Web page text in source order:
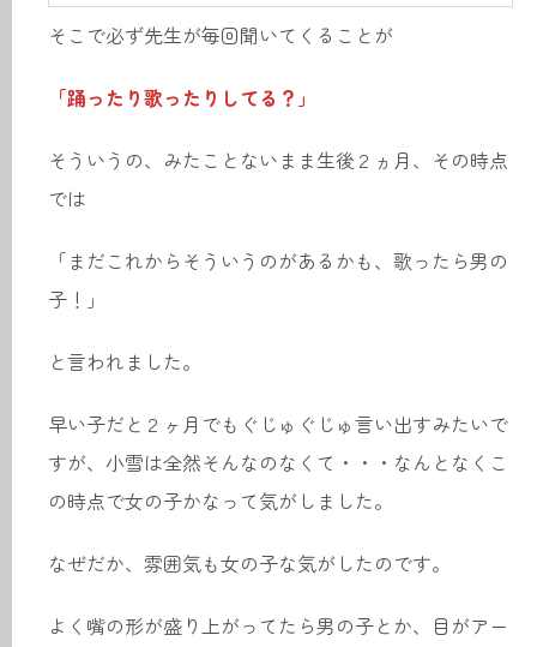
そこで必ず先生が毎回聞いてくることが
「踊ったり歌ったりしてる？」
そういうの、みたことないまま生後２ヵ月、その時点
では
「まだこれからそういうのがあるかも、歌ったら男の
子！」
と言われました。
早い子だと２ヶ月でもぐじゅぐじゅ言い出すみたいで
すが、小雪は全然そんなのなくて・・・なんとなくこ
の時点で女の子かなって気がしました。
なぜだか、雰囲気も女の子な気がしたのです。
よく嘴の形が盛り上がってたら男の子とか、目がアー